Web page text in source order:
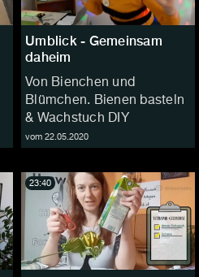
Umblick - Gemeinsam
daheim
Von Bienchen und
Blümchen. Bienen basteln
& Wachstuch DIY
vom 22.05.2020
23:40